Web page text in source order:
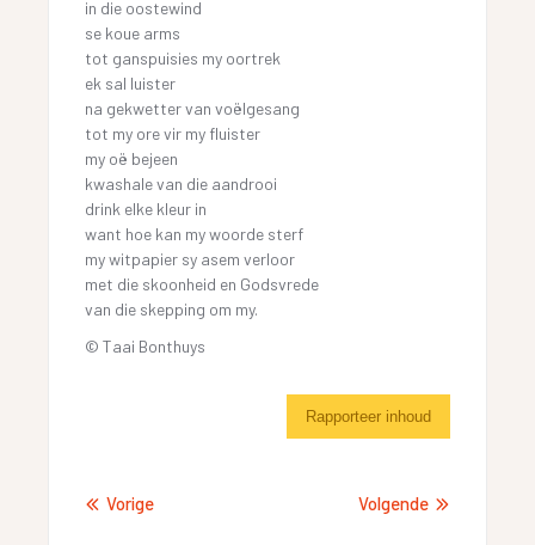
in die oostewind
se koue arms
tot ganspuisies my oortrek
ek sal luister
na gekwetter van voëlgesang
tot my ore vir my fluister
my oë bejeen
kwashale van die aandrooi
drink elke kleur in
want hoe kan my woorde sterf
my witpapier sy asem verloor
met die skoonheid en Godsvrede
van die skepping om my.
© Taai Bonthuys
Rapporteer inhoud
Vorige Volgende